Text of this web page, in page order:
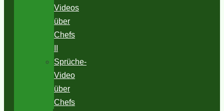
Videos
über
Chefs
Sprüche-
Video
über
Chefs